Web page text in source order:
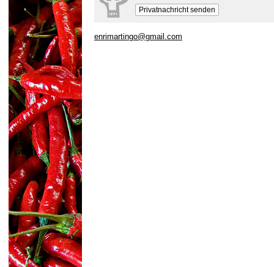
Privatnachricht senden
enrimartingo@gmail.com